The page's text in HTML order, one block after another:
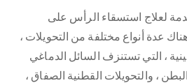
لعلاج استسقاء الرأس على
عدة أنواع مختلفة من التحويلات ،
، التي تستنزف السائل الدماغي
، والتحويلات القطنية الصفاق ،